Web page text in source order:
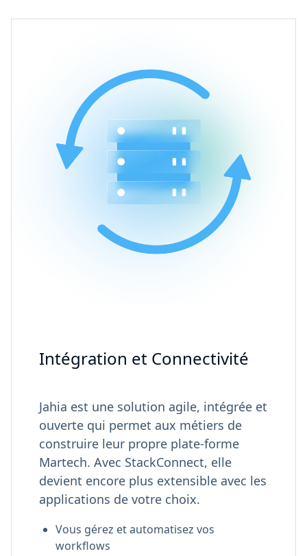
Intégration et Connectivité
Jahia est une solution agile, intégrée et
ouverte qui permet aux métiers de
construire leur propre plate-forme
Martech. Avec StackConnect, elle
devient encore plus extensible avec les
applications de votre choix.
Vous gérez et automatisez vos
workflows